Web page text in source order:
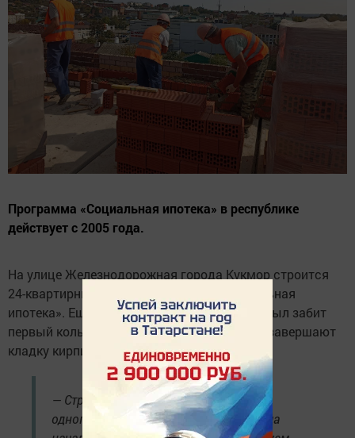
Программа «Социальная ипотека» в республике
действует с 2005 года.
На улице Железнодорожная города Кукмор строится
24-квартирный дом по программе «Социальная
ипотека». Еще совсем недавно на объекте был забит
первый колышек, а сегодня строители уже завершают
кладку кирпича на третьем этаже.
— Строительство четырехэтажного,
одноподъездного, 24-квартирного дома